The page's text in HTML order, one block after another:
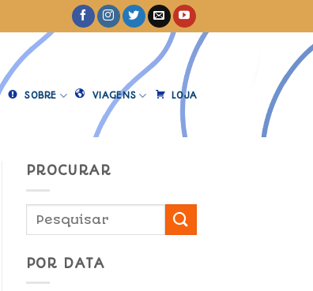
SOBRE VIAGENS LOJA
PROCURAR
POR DATA